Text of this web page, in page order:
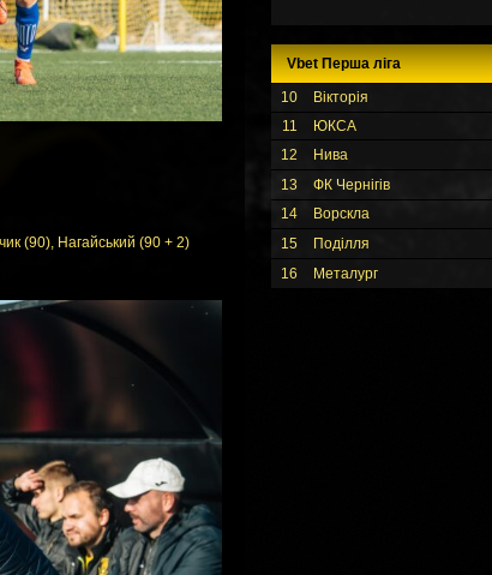
(90), Нагайський (90 + 2)
Vbet Перша ліга
10
Вікторія
11
ЮКСА
12
Нива
13
ФК Чернігів
14
Ворскла
15
Поділля
16
Металург